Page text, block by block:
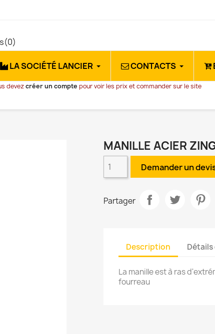
(0)
LA SOCIÉTÉ LANCIER CONTACTS
devezcréer un compte pour voir les prix et commander sur le site
MANILLE ACIER
Demander un
Partager
Description
La manille est à ras
fourreau